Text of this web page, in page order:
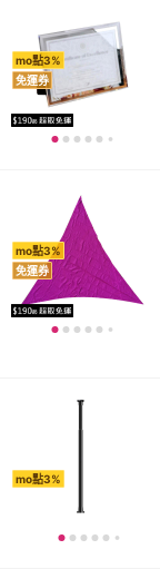
mo點3%
免運券
mo點3%
免運券
mo點3%